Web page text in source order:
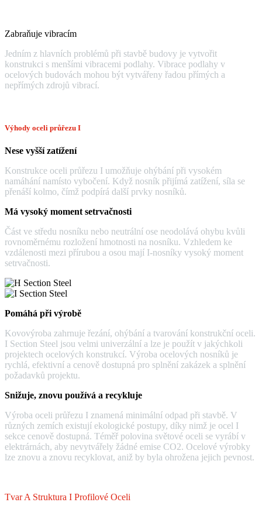
Zabraňuje vibracím
Jedním z hlavních problémů při stavbě budovy je vytvořit
konstrukci s menšími vibracemi podlahy. Vibrace podlahy v
ocelových budovách mohou být vytvářeny řadou přímých a
nepřímých zdrojů vibrací.
Výhody oceli průřezu I
Nese vyšší zatížení
Konstrukce oceli průřezu I umožňuje ohýbání při vysokém
namáhání namísto vybočení. Když nosník přijímá zatížení, síla se
přenáší kolmo, čímž podpírá další prvky nosníků.
Má vysoký moment setrvačnosti
Část ve středu nosníku nebo neutrální ose neodolává ohybu kvůli
rovnoměrnému rozložení hmotnosti na nosníku. Vzhledem ke
vzdálenosti mezi přírubou a osou mají I-nosníky vysoký moment
setrvačnosti.
Pomáhá při výrobě
Kovovýroba zahrnuje řezání, ohýbání a tvarování konstrukční oceli.
I Section Steel jsou velmi univerzální a lze je použít v jakýchkoli
projektech ocelových konstrukcí. Výroba ocelových nosníků je
rychlá, efektivní a cenově dostupná pro splnění zakázek a splnění
požadavků projektu.
Snižuje, znovu používá a recykluje
Výroba oceli průřezu I znamená minimální odpad při stavbě. V
různých zemích existují ekologické postupy, díky nimž je ocel I
sekce cenově dostupná. Téměř polovina světové oceli se vyrábí v
elektrárnách, aby nevytvářely žádné emise CO2. Ocelové výrobky
lze znovu a znovu recyklovat, aniž by byla ohrožena jejich pevnost.
Tvar A Struktura I Profilové Oceli